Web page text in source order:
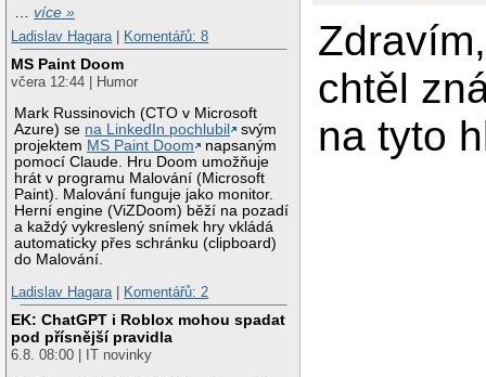
…více »
Ladislav Hagara
Komentářů: 8
MS Paint Doom
včera 12:44 | Humor
Mark Russinovich (CTO v Microsoft
Azure) se na LinkedIn pochlubil
svým
projektem MS Paint Doom
napsaným
pomocí Claude. Hru Doom umožňuje
hrát v programu Malování (Microsoft
Paint). Malování funguje jako monitor.
Herní engine (ViZDoom) běží na pozadí
a každý vykreslený snímek hry vkládá
automaticky přes schránku (clipboard)
do Malování.
Ladislav Hagara
Komentářů: 2
EK: ChatGPT i Roblox mohou spadat
pod přísnější pravidla
6.8. 08:00 | IT novinky
Zdravím,
chtěl
na tyto